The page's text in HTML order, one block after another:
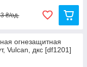
₴/од.
огнезащитная
Vulcan, дкс [df1201]